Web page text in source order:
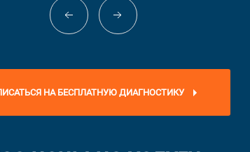
НА БЕСПЛАТНУЮ ДИАГНОСТИКУ